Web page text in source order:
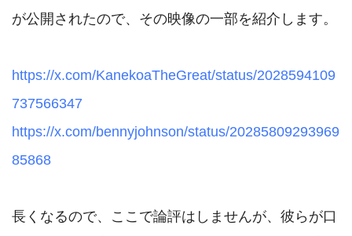
が公開されたので、その映像の一部を紹介します。
https://x.com/KanekoaTheGreat/status/2028594109
737566347
https://x.com/bennyjohnson/status/20285809293969
85868
長くなるので、ここで論評はしませんが、彼らが口